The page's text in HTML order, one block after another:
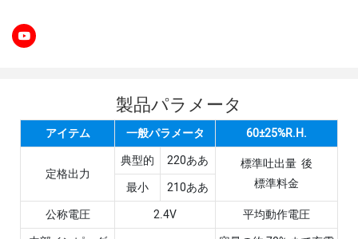
製品パラメータ
アイテム 一般パラメータ 60±25%R.H.
定格出力
典型的 220ああ
標準吐出量 後
標準料金
最小
210ああ
公称電圧
2.4V
平均動作電圧